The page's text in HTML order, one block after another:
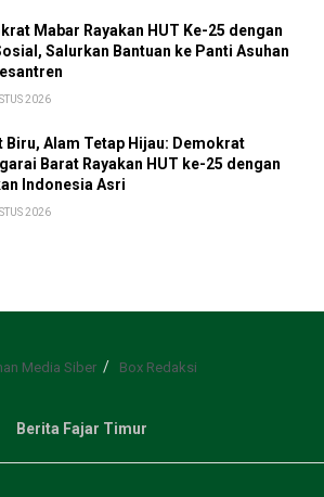
Mabar Rayakan HUT Ke-25 dengan
Salurkan Bantuan ke Panti Asuhan
2026
Biru, Alam Tetap Hijau: Demokrat
Barat Rayakan HUT ke-25 dengan
Indonesia Asri
2026
Media Siber Box Redaksi
Berita Fajar Timur